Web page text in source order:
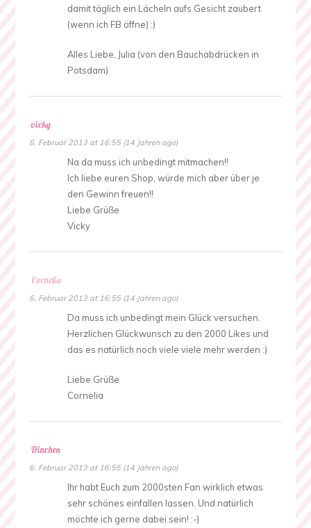
damit täglich ein Lächeln aufs Gesicht zaubert
(wenn ich FB öffne) :)
Alles Liebe, Julia (von den Bauchabdrücken in
Potsdam)
vicky
6. Februar 2013 at 16:55 (14 Jahren ago)
Na da muss ich unbedingt mitmachen!!
Ich liebe euren Shop, würde mich aber über je
den Gewinn freuen!!
Liebe Grüße
Vicky
Cornelia
6. Februar 2013 at 16:55 (14 Jahren ago)
Da muss ich unbedingt mein Glück versuchen.
Herzlichen Glückwunsch zu den 2000 Likes und
das es natürlich noch viele viele mehr werden :)
Liebe Grüße
Cornelia
Dinchen
6. Februar 2013 at 16:55 (14 Jahren ago)
Ihr habt Euch zum 2000sten Fan wirklich etwas
sehr schönes einfallen lassen. Und natürlich
möchte ich gerne dabei sein! :-)